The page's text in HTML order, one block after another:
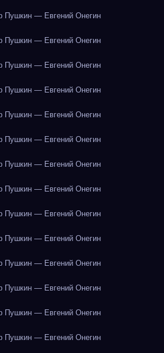
Пушкин — Евгений Онегин
Пушкин — Евгений Онегин
Пушкин — Евгений Онегин
Пушкин — Евгений Онегин
Пушкин — Евгений Онегин
Пушкин — Евгений Онегин
Пушкин — Евгений Онегин
Пушкин — Евгений Онегин
Пушкин — Евгений Онегин
Пушкин — Евгений Онегин
Пушкин — Евгений Онегин
Пушкин — Евгений Онегин
Пушкин — Евгений Онегин
Пушкин — Евгений Онегин